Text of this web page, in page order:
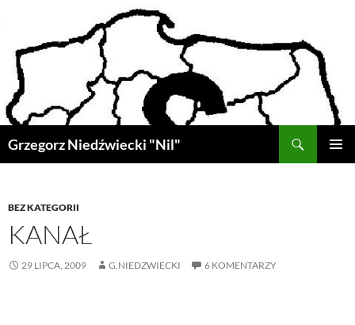
treści
Grzegorz Niedźwiecki "Nil"
BEZ KATEGORII
KANAŁ
29 LIPCA, 2009 G.NIEDZWIECKI 6 KOMENTARZY